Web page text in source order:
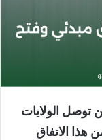
توصل الولايات
هذا الاتفاق